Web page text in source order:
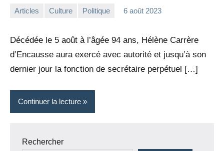
Articles Culture Politique 6 août 2023
Décédée le 5 août à l’âgée 94 ans, Hélène Carrère
d’Encausse aura exercé avec autorité et jusqu’à son
dernier jour la fonction de secrétaire perpétuel […]
Continuer la lecture
Rechercher